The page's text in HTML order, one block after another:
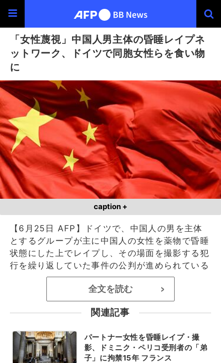
「女性蔑視」中国人男主体の昏睡レイプネ
ットワーク、ドイツで同胞女性らを食い物
に
caption +
【6月25日 AFP】ドイツで、中国人の男を主体
とするグループが主に中国人の女性を薬物で昏睡
状態にした上でレイプし、その場面を撮影する犯
行を繰り返していた事件の公判が進められている
全文を読む >
関連記事
パートナー女性を昏睡レイプ・撮
影、ドミニク・ペリコ受刑者の「弟
子」に拘禁15年 フランス